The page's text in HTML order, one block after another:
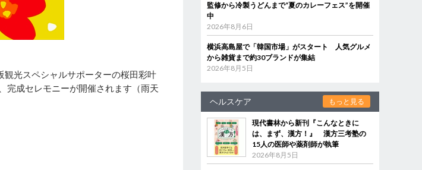
光スペシャルサポーターの桜田彩叶
完成セレモニーが開催されます（雨天
監修から冷製うどんまで“夏のカレーフェス”を開催
中
2026年8月6日
横浜高島屋で「韓国市場」がスタート 人気グルメ
から雑貨まで約30ブランドが集結
2026年8月5日
ヘルスケア もっと見る
現代書林から新刊『こんなときに
は、まず、漢方！』 漢方三考塾の
15人の医師や薬剤師が執筆
2026年8月5日